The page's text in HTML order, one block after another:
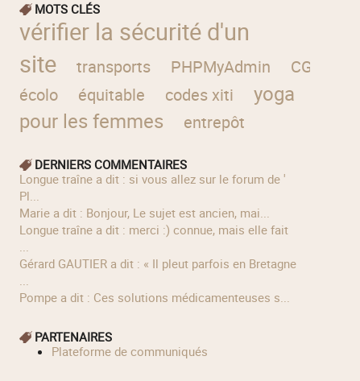
MOTS CLÉS
vérifier la sécurité d'un
site
transports PHPMyAdmin CGU
écolo
équitable codes xiti
yoga
pour les femmes
entrepôt
DERNIERS COMMENTAIRES
longue traîne a dit : si vous allez sur le forum de '
Pl...
Marie a dit : Bonjour, Le sujet est ancien, mai...
longue traîne a dit : merci :) connue, mais elle fait
...
Gérard GAUTIER a dit : « Il pleut parfois en Bretagne
...
Pompe a dit : Ces solutions médicamenteuses s...
PARTENAIRES
Plateforme de communiqués